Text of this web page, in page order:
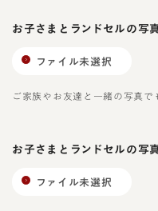
お子さまとランドセルの写
ファイル未選択
ご家族やお友達と一緒の写真で
お子さまとランドセルの写
ファイル未選択